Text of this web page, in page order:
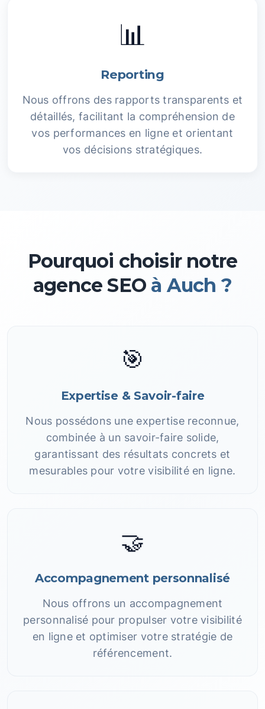
📊
Reporting
Nous offrons des rapports transparents et
détaillés, facilitant la compréhension de
vos performances en ligne et orientant
vos décisions stratégiques.
Pourquoi choisir notre
agence SEO à Auch ?
🎯
Expertise & Savoir-faire
Nous possédons une expertise reconnue,
combinée à un savoir-faire solide,
garantissant des résultats concrets et
mesurables pour votre visibilité en ligne.
🤝
Accompagnement personnalisé
Nous offrons un accompagnement
personnalisé pour propulser votre visibilité
en ligne et optimiser votre stratégie de
référencement.